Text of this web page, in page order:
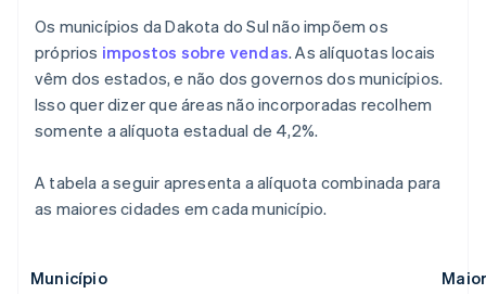
Os municípios da Dakota do Sul não impõem os
próprios impostos sobre vendas. As alíquotas locais
vêm dos estados, e não dos governos dos municípios.
Isso quer dizer que áreas não incorporadas recolhem
somente a alíquota estadual de 4,2%.
A tabela a seguir apresenta a alíquota combinada para
as maiores cidades em cada município.
Município